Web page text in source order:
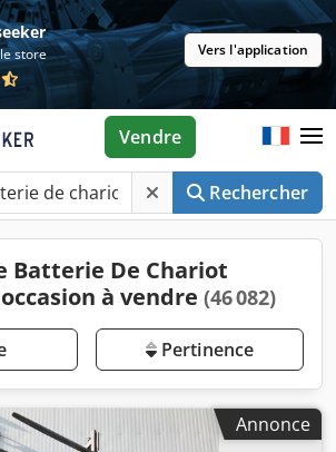
store Vers l'application
Rechercher
Vendre
Batterie De Chariot
à vendre (46 082)
Pertinence
Annonce